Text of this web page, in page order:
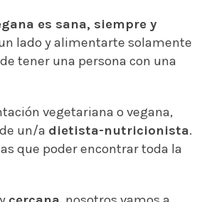
es sana, siempre y
lado y alimentarte solamente
tener una persona con una
vegetariana o vegana,
un/a dietista-nutricionista.
que poder encontrar toda la